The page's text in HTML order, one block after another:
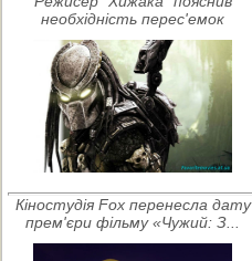
необхідність перес'емок
Кіностудія Fox перенесла дату
прем'єри фільму «Чужий: З...